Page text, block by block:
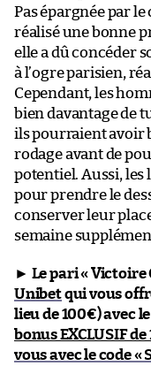
Pas épargnée par le
réalisé une bonne
elle a dû concéder
à l’ogre parisien,
Cependant, les
bien davantage de
ils pourraient avoir
rodage avant de
potentiel. Aussi,
pour prendre le
conserver leur
semaine
► Le pari « Victoire
Unibetqui vous
lieu de 100€) avec le
bonus EXCLUSIF
vous avec le code «